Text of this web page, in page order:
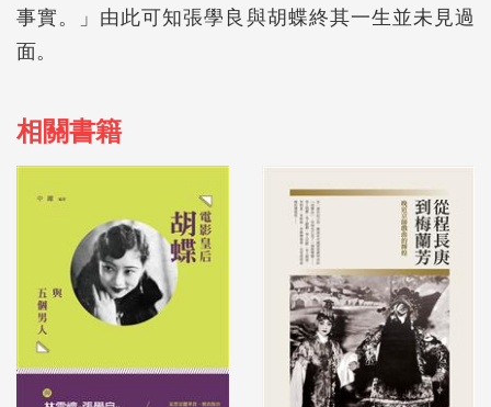
事實。」由此可知張學良與胡蝶終其一生並未見過
面。
相關書籍